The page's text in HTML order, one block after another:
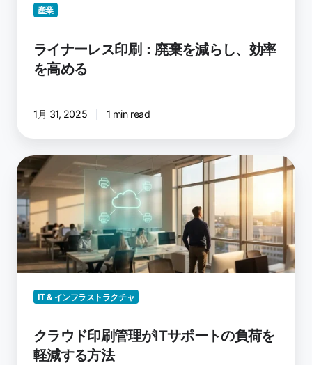
産業
ライナーレス印刷：廃棄を減らし、効率
を高める
1月 31, 2025 1 min read
ク
ラ
ウ
ド
印
刷
管
IT & インフラストラクチャ
クラウド印刷管理がITサポートの負荷を
軽減する方法